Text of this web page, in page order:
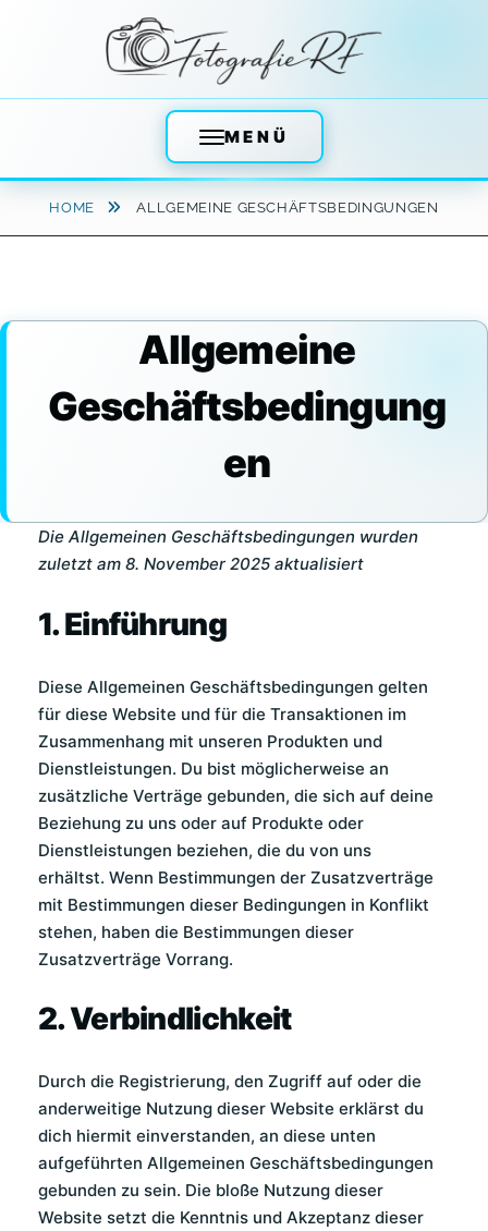
MENÜ
HOME ALLGEMEINE GESCHÄFTSBEDINGUNGEN
Allgemeine
Geschäftsbedingung
en
Die Allgemeinen Geschäftsbedingungen wurden
zuletzt am 8. November 2025 aktualisiert
1. Einführung
Diese Allgemeinen Geschäftsbedingungen gelten
für diese Website und für die Transaktionen im
Zusammenhang mit unseren Produkten und
Dienstleistungen. Du bist möglicherweise an
zusätzliche Verträge gebunden, die sich auf deine
Beziehung zu uns oder auf Produkte oder
Dienstleistungen beziehen, die du von uns
erhältst. Wenn Bestimmungen der Zusatzverträge
mit Bestimmungen dieser Bedingungen in Konflikt
stehen, haben die Bestimmungen dieser
Zusatzverträge Vorrang.
2. Verbindlichkeit
Durch die Registrierung, den Zugriff auf oder die
anderweitige Nutzung dieser Website erklärst du
dich hiermit einverstanden, an diese unten
aufgeführten Allgemeinen Geschäftsbedingungen
gebunden zu sein. Die bloße Nutzung dieser
Website setzt die Kenntnis und Akzeptanz dieser